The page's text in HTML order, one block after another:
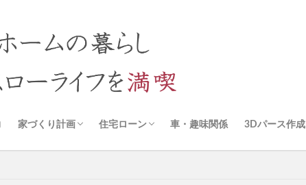
家づくり計画
アイ工務店
一条工務店
トヨタホーム
工事進捗
打ち合わせ
住宅ローン
審査について
車・趣味関係 3Dパース作成